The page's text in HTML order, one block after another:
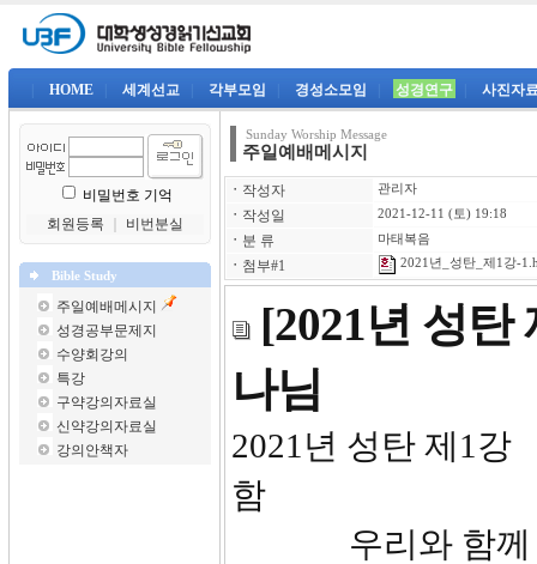
HOME 세계선교 각부모임 경성소모임 성경연구 사진자
비밀번호 기억
회원등록
비번분실
Bible Study
주일예배메시지
성경공부문제지
수양회강의
특강
구약강의자료실
신약강의자료실
강의안책자
Sunday Worship Message
주일예배메시지
ㆍ 작성자 관리자
ㆍ 작성일 2021-12-11 (토) 19:18
ㆍ 분 류 마태복음
ㆍ 첨부#1 2021년_성탄_제1강-
[2021년 성탄
나님
2021년
함
우리와 함께